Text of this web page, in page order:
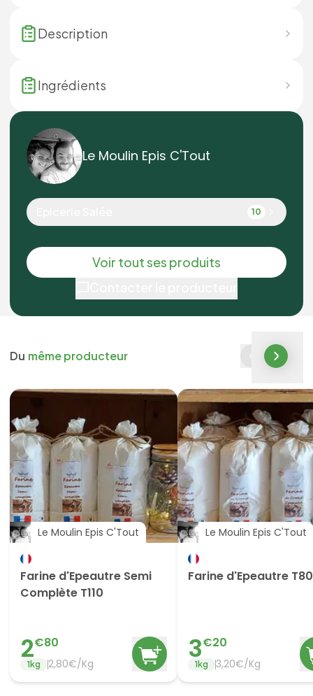
Description
Ingrédients
Le Moulin Epis C'Tout
10
Voir tout ses produits
Du même producteur
Le Moulin Epis C'Tout
Farine d'Epeautre Semi
Complète T110
2€80
1kg 2,80€/Kg
Le Moulin Epis C'Tout
Farine d'Epeautre T80
3€20
1kg 3,20€/Kg